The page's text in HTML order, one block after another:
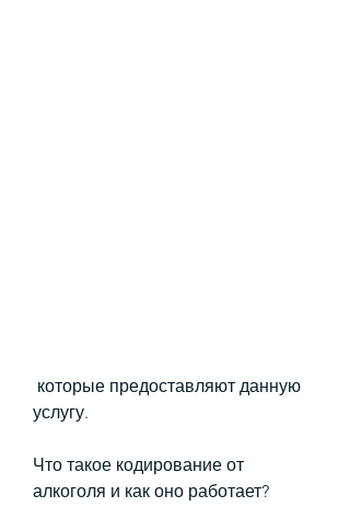
услугу.
Что такое кодирование от
алкоголя и как оно работает?